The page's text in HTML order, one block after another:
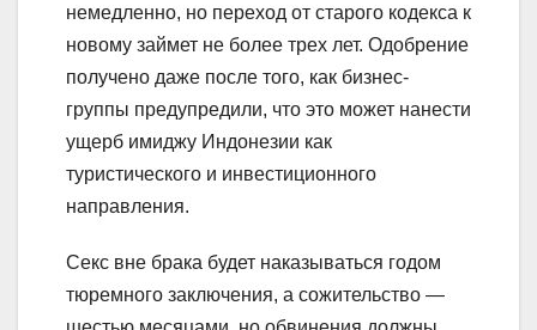
немедленно, но переход от старого кодекса к
новому займет не более трех лет. Одобрение
получено даже после того, как бизнес-
группы предупредили, что это может нанести
ущерб имиджу Индонезии как
туристического и инвестиционного
направления.
Секс вне брака будет наказываться годом
тюремного заключения, а сожительство —